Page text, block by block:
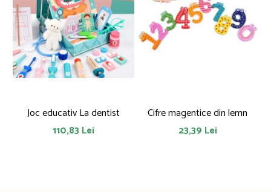
Joc educativ La dentist
110,83 Lei
Cifre magentice din lemn
23,39 Lei